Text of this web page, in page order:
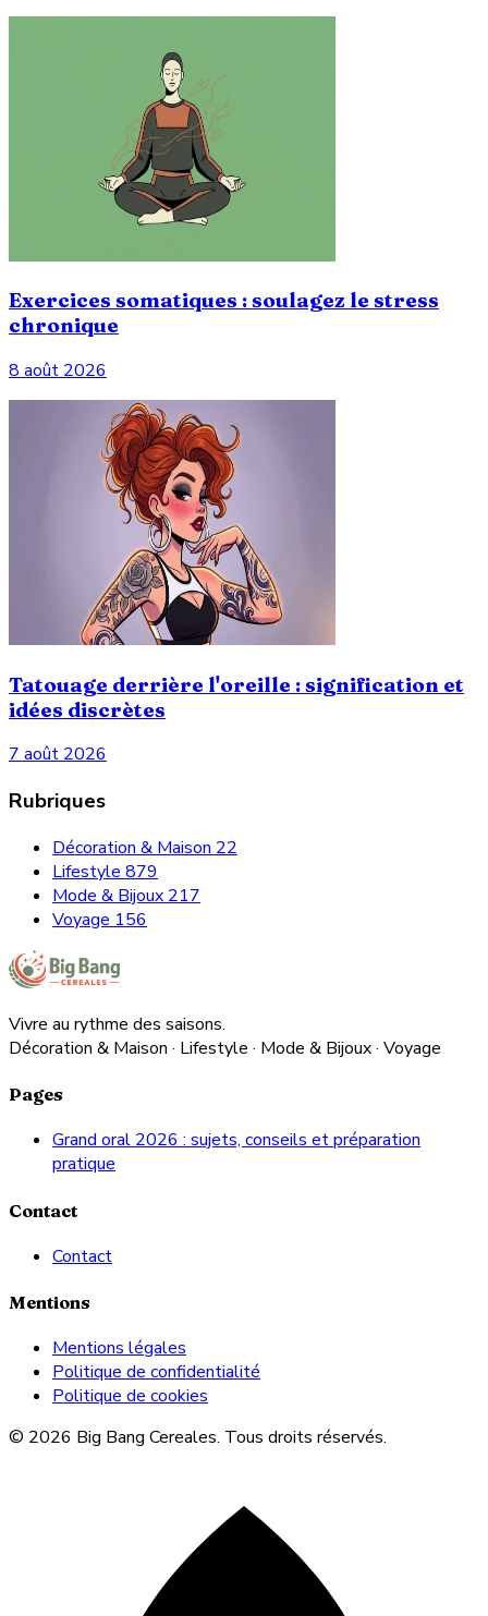
Exercices somatiques : soulagez le stress
chronique
8 août 2026
Tatouage derrière l'oreille : signification et
idées discrètes
7 août 2026
Rubriques
Décoration & Maison 22
Lifestyle 879
Mode & Bijoux 217
Voyage 156
Vivre au rythme des saisons.
Décoration & Maison · Lifestyle · Mode & Bijoux · Voyage
Pages
Grand oral 2026 : sujets, conseils et préparation
pratique
Contact
Contact
Mentions
Mentions légales
Politique de confidentialité
Politique de cookies
© 2026 Big Bang Cereales. Tous droits réservés.